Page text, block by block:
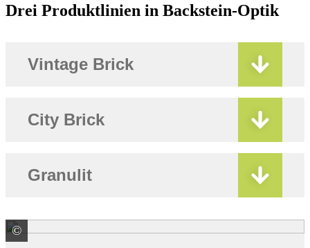
Drei Produktlinien in Backstein-Optik
Vintage Brick
City Brick
Granulit
© WESER Bauelemente-Werk GmbH WESERWABEN